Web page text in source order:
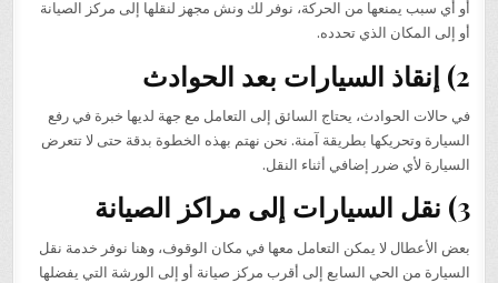
أو أي سبب يمنعها من الحركة، نوفر لك ونش مجهز لنقلها إلى مركز الصيانة
أو إلى المكان الذي تحدده.
2) إنقاذ السيارات بعد الحوادث
في حالات الحوادث، يحتاج السائق إلى التعامل مع جهة لديها خبرة في رفع
السيارة وتحريكها بطريقة آمنة. نحن نهتم بهذه الخطوة بدقة حتى لا تتعرض
السيارة لأي ضرر إضافي أثناء النقل.
3) نقل السيارات إلى مراكز الصيانة
بعض الأعطال لا يمكن التعامل معها في مكان الوقوف، وهنا نوفر خدمة نقل
السيارة من الحي السابع إلى أقرب مركز صيانة أو إلى الورشة التي يفضلها